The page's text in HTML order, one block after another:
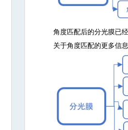
角度匹配后的分光膜已
关于角度匹配的更多信